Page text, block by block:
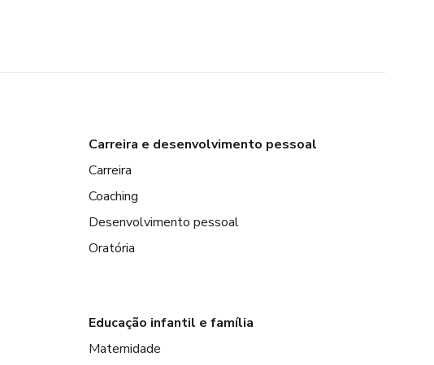
Carreira e desenvolvimento pessoal
Carreira
Coaching
Desenvolvimento pessoal
Oratória
Educação infantil e família
Maternidade